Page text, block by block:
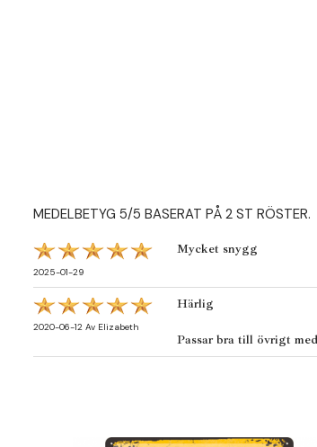
MEDELBETYG 5/5 BASERAT PÅ 2 ST RÖSTER.
2025-01-29
Mycket snygg
2020-06-12 Av Elizabeth
Härlig
Passar bra till övrigt